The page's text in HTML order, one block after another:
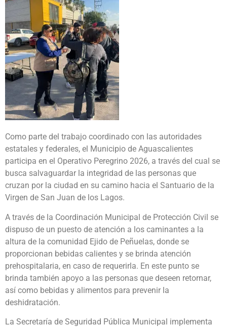
Como parte del trabajo coordinado con las autoridades
estatales y federales, el Municipio de Aguascalientes
participa en el Operativo Peregrino 2026, a través del cual se
busca salvaguardar la integridad de las personas que
cruzan por la ciudad en su camino hacia el Santuario de la
Virgen de San Juan de los Lagos.
A través de la Coordinación Municipal de Protección Civil se
dispuso de un puesto de atención a los caminantes a la
altura de la comunidad Ejido de Peñuelas, donde se
proporcionan bebidas calientes y se brinda atención
prehospitalaria, en caso de requerirla. En este punto se
brinda también apoyo a las personas que deseen retornar,
así como bebidas y alimentos para prevenir la
deshidratación.
La Secretaría de Seguridad Pública Municipal implementa